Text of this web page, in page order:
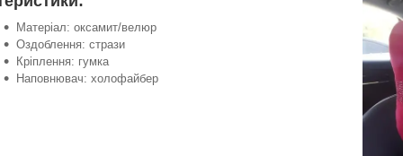
Матеріал: оксамит/велюр
Оздоблення: стрази
Кріплення: гумка
Наповнювач: холофайбер